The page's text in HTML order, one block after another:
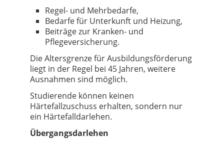
Regel- und Mehrbedarfe,
Bedarfe für Unterkunft und Heizung,
Beiträge zur Kranken- und
Pflegeversicherung.
Die Altersgrenze für Ausbildungsförderung
liegt in der Regel bei 45 Jahren, weitere
Ausnahmen sind möglich.
Studierende können keinen
Härtefallzuschuss erhalten, sondern nur
ein Härtefalldarlehen.
Übergangsdarlehen